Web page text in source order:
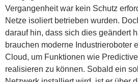
Vergangenheit war kein Schutz
Netze isoliert betrieben wurden.
darauf hin, dass sich dies geändert
brauchen moderne Industrieroboter
Cloud, um Funktionen wie
realisieren zu können. Sobald ein